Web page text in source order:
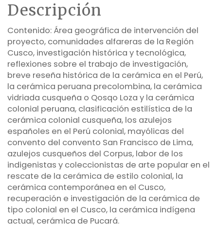
Descripción
Contenido: Área geográfica de intervención del
proyecto, comunidades alfareras de la Región
Cusco, investigación histórica y tecnológica,
reflexiones sobre el trabajo de investigación,
breve reseña histórica de la cerámica en el Perú,
la cerámica peruana precolombina, la cerámica
vidriada cusqueña o Qosqo Loza y la cerámica
colonial peruana, clasificación estilística de la
cerámica colonial cusqueña, los azulejos
españoles en el Perú colonial, mayólicas del
convento del convento San Francisco de Lima,
azulejos cusqueños del Corpus, labor de los
indigenistas y coleccionistas de arte popular en el
rescate de la cerámica de estilo colonial, la
cerámica contemporánea en el Cusco,
recuperación e investigación de la cerámica de
tipo colonial en el Cusco, la cerámica indígena
actual, cerámica de Pucará.